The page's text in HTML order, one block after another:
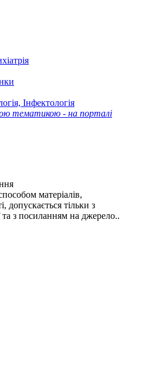
Інфектологія
тематикою - на порталі
матеріалів,
допускається тільки з
та з посиланням на джерело..